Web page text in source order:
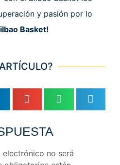
y pasión por lo
Basket!
no será